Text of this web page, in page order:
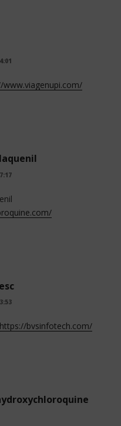
www.viagenupi.com/
https://bvsinfotech.com/